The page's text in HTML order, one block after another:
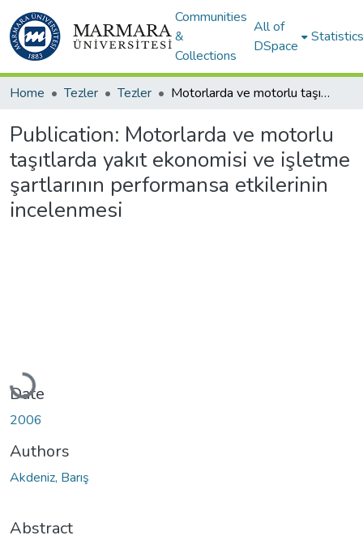
Communities
&
Collections
All of
DSpace
Statistics
Home Tezler Tezler Motorlarda ve motorlu taşıtlarda yakıt ekonomisi ve işletme şartlarının performansa etkilerinin incelenmesi
Publication: Motorlarda ve motorlu
taşıtlarda yakıt ekonomisi ve işletme
şartlarının performansa etkilerinin
incelenmesi
Loading...
Date
2006
Authors
Akdeniz, Barış
Abstract